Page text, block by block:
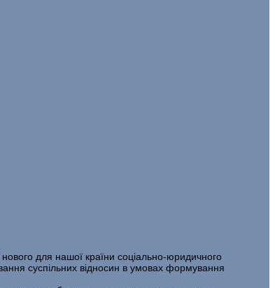
нового для нашої країни соціально-юридичного
суспільних відносин в умовах формування